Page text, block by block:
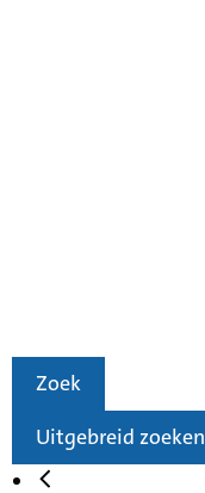
Zoek
Uitgebreid zoeken